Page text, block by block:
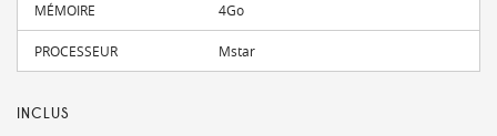
MÉMOIRE 4Go
PROCESSEUR Mstar
INCLUS